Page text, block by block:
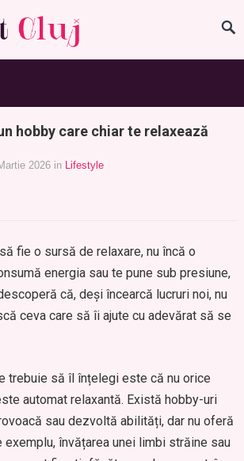
hobby care chiar te relaxează
2026 in Lifestyle
fie o sursă de relaxare, nu încă o
energia sau te pune sub presiune,
că, deși încearcă lucruri noi, nu
ceva care să îi ajute cu adevărat să se
trebuie să îl înțelegi este că nu orice
automat relaxantă. Există hobby-uri
sau dezvoltă abilități, dar nu oferă
exemplu, învățarea unei limbi străine sau